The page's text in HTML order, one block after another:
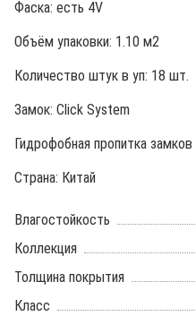
Фаска: есть 4V
Объём упаковки: 1.10 м2
Количество штук в уп: 18 шт.
Замок: Click System
Гидрофобная пропитка замков
Страна: Китай
Влагостойкость
Коллекция
Толщина покрытия
Класс